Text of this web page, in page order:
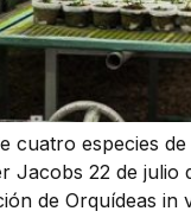
cuatro especies
Jacobs 22 de julio
de Orquídeas